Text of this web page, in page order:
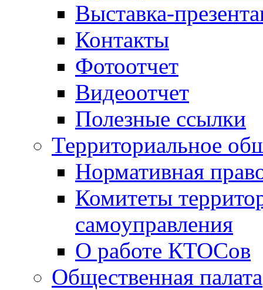
Выставка-
Контакты
Фотоотчет
Видеоотчет
Полезные ссылки
Территориальное
Нормативная
Комитеты
самоуправления
О работе КТОСов
Общественная палата